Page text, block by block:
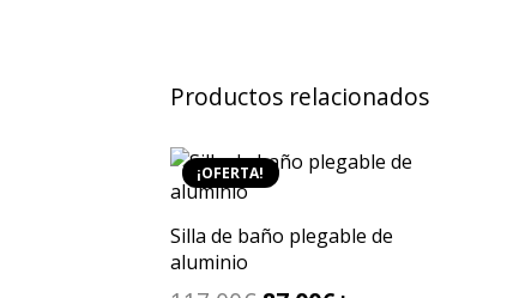
Productos relacionados
¡OFERTA!
Silla de baño plegable de
aluminio